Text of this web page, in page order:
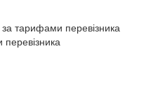
за тарифами перевізника